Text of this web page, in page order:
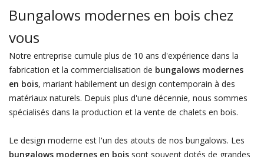
Bungalows modernes en bois chez
vous
Notre entreprise cumule plus de 10 ans d'expérience dans la
fabrication et la commercialisation de bungalows modernes
en bois, mariant habilement un design contemporain à des
matériaux naturels. Depuis plus d'une décennie, nous sommes
spécialisés dans la production et la vente de chalets en bois.
Le design moderne est l'un des atouts de nos bungalows. Les
bungalows modernes en boissont souvent dotés de grandes